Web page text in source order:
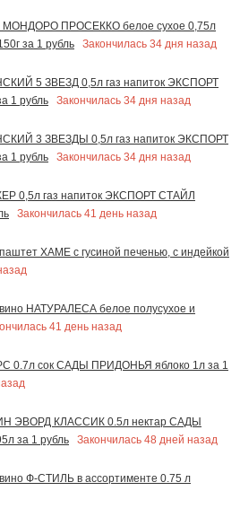
МОНДОРО ПРОСЕККО белое сухое 0,75л
за 1 рубль
Закончилась 34 дня назад
5 ЗВЕЗД 0,5л газ напиток ЭКСПОРТ
1 рубль
Закончилась 34 дня назад
3 ЗВЕЗДЫ 0,5л газ напиток ЭКСПОРТ
1 рубль
Закончилась 34 дня назад
0,5л газ напиток ЭКСПОРТ СТАЙЛ
Закончилась 41 день назад
ХАМЕ с гусиной печенью, с индейкой
НАТУРАЛЕСА белое полусухое и
41 день назад
0.7л сок САДЫ ПРИДОНЬЯ яблоко 1л за 1
ЭВОРД КЛАССИК 0.5л нектар САДЫ
за 1 рубль
Закончилась 48 дней назад
Ф-СТИЛЬ в ассортименте 0.75 л